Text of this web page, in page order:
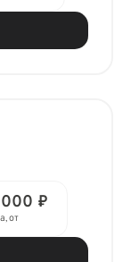
₽
от